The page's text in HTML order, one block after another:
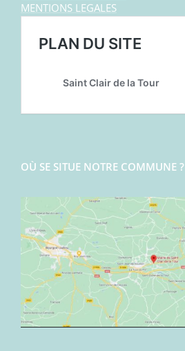
MENTIONS LEGALES
OÙ SE SITUE NOTRE COMMUNE ?